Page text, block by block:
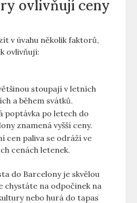
ovlivňují ceny
v úvahu několik faktorů,
ovlivňují:
stoupají v letních
a během svátků.
poptávka po letech do
znamená vyšší ceny.
cen paliva se odráží ve
cenách letenek.
do Barcelony je skvělou
chystáte na odpočinek na
nebo hurá do tapas